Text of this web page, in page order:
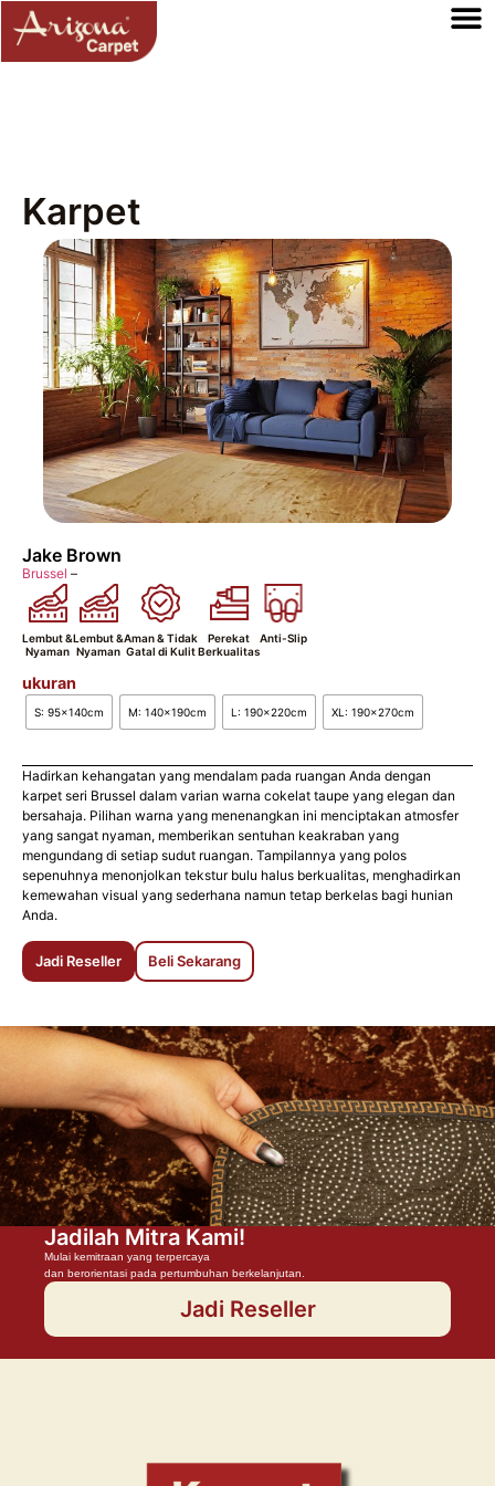
Karpet
Jake Brown
Brussel –
Lembut &
Nyaman
Lembut &
Nyaman
Aman & Tidak
Gatal di Kulit
Perekat
Berkualitas
Anti-Slip
ukuran
S: 95x140cm M: 140x190cm L: 190x220cm XL: 190x270cm
Hadirkan kehangatan yang mendalam pada ruangan Anda dengan
karpet seri Brussel dalam varian warna cokelat taupe yang elegan dan
bersahaja. Pilihan warna yang menenangkan ini menciptakan atmosfer
yang sangat nyaman, memberikan sentuhan keakraban yang
mengundang di setiap sudut ruangan. Tampilannya yang polos
sepenuhnya menonjolkan tekstur bulu halus berkualitas, menghadirkan
kemewahan visual yang sederhana namun tetap berkelas bagi hunian
Anda.
Jadi Reseller Beli Sekarang
Jadilah Mitra Kami!
Mulai kemitraan yang terpercaya
dan berorientasi pada pertumbuhan berkelanjutan.
Jadi Reseller